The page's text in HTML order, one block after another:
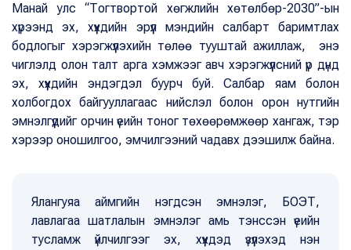
Манай улс “Тогтвортой хөгжлийн хөтөлбөр-2030”-ын
хүрээнд эх, хүүхдийн эрүүл мэндийн салбарт баримтлах
бодлогыг хэрэгжүүлэхийн төлөө тууштай ажиллаж, энэ
чиглэлд олон талт арга хэмжээг авч хэрэгжүүлсний үр дүнд
эх, хүүхдийн эндэгдэл буурч буй. Салбар яам болон
холбогдох байгууллагаас нийслэл болон орон нутгийн
эмнэлгүүдийг орчин үеийн тоног төхөөрөмжөөр хангаж, тэр
хэрээр оношилгоо, эмчилгээний чадавх дээшилж байна.
Ялангуяа аймгийн нэгдсэн эмнэлэг, БОЭТ,
лавлагаа шатлалын эмнэлэг амь тэнссэн үеийн
тусламж үйлчилгээг эх, хүүхдэд үзүүлэхэд нэн